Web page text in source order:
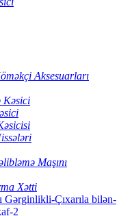
Aksesuarları
Kəsici
Maşını
Xətti